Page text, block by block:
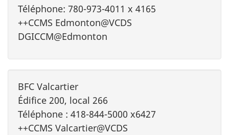
Téléphone: 780-973-4011 x 4165
++CCMS Edmonton@VCDS
DGICCM@Edmonton
BFC Valcartier
Édifice 200, local 266
Téléphone : 418-844-5000 x6427
++CCMS Valcartier@VCDS